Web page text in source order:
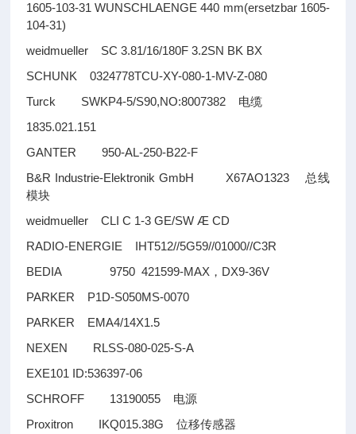
1605-103-31 WUNSCHLAENGE 440 mm(ersetzbar 1605-
104-31)
weidmueller SC 3.81/16/180F 3.2SN BK BX
SCHUNK 0324778TCU-XY-080-1-MV-Z-080
Turck SWKP4-5/S90,NO:8007382 电缆
1835.021.151
GANTER 950-AL-250-B22-F
B&R Industrie-Elektronik GmbH X67AO1323
总线
模块
weidmueller CLI C 1-3 GE/SW Æ CD
RADIO-ENERGIE IHT512//5G59//01000//C3R
BEDIA 9750 421599-MAX ， DX9-36V
PARKER P1D-S050MS-0070
PARKER EMA4/14X1.5
NEXEN RLSS-080-025-S-A
EXE101 ID:536397-06
SCHROFF 13190055 电源
Proxitron IKQ015.38G位移传感器